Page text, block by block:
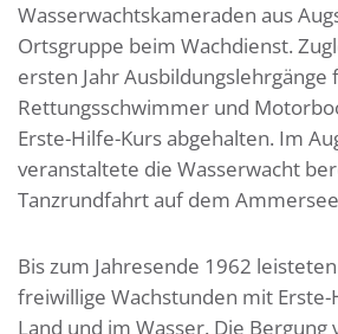
Wasserwachtskameraden aus
Ortsgruppe beim Wachdienst.
ersten Jahr Ausbildungslehrgänge
Rettungsschwimmer und
Erste-Hilfe-Kurs abgehalten. Im
veranstaltete die Wasserwacht
Tanzrundfahrt auf dem
Bis zum Jahresende 1962
freiwillige Wachstunden mit
Land und im Wasser. Die Bergung